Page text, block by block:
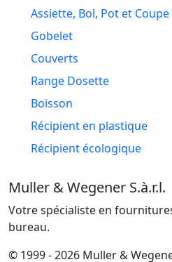
Assiette, Bol, Pot et
Gobelet
Couverts
Range Dosette
Boisson
Récipient en plastique
Récipient écologique
Muller & Wegener S.à.r.l.
Votre spécialiste en
bureau.
© 1999 - 2026 Muller &